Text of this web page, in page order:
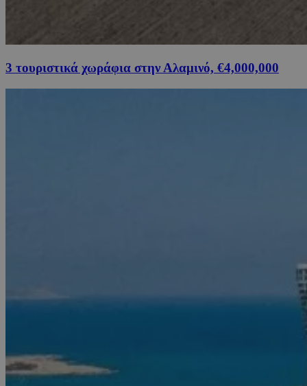
3 τουριστικά χωράφια στην Αλαμινό, €4,000,000